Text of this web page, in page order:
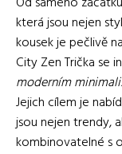
která jsou nejen
kousek je pečlivě
City Zen Trička se
moderním
Jejich cílem je
jsou nejen trendy,
kombinovatelné s